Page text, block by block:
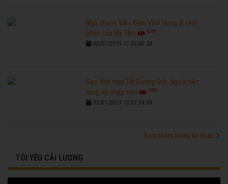
Ngô Thanh Vân, Đàm Vĩnh Hưng đi xem
phim của Mỹ Tâm
6270
03/01/2019 11:03:00 SA
Sao Việt nghỉ Tết Dương lịch: Người tiệc
tùng, kẻ nhập viện
7682
03/01/2019 10:01:54 SA
Xem thêm nhiều tin khác
TÔI YÊU CẢI LƯƠNG